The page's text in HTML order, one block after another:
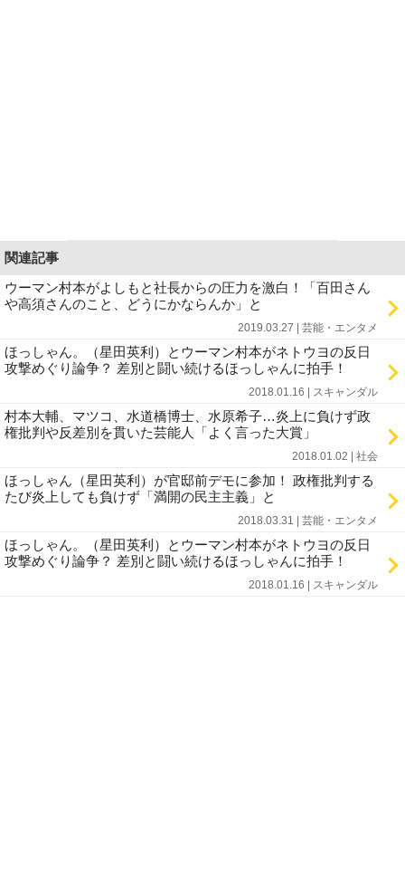
関連記事
ウーマン村本がよしもと社長からの圧力を激白！「百田さん
や高須さんのこと、どうにかならんか」と
2019.03.27 | 芸能・エンタメ
ほっしゃん。（星田英利）とウーマン村本がネトウヨの反日
攻撃めぐり論争？ 差別と闘い続けるほっしゃんに拍手！
2018.01.16 | スキャンダル
村本大輔、マツコ、水道橋博士、水原希子…炎上に負けず政
権批判や反差別を貫いた芸能人「よく言った大賞」
2018.01.02 | 社会
ほっしゃん（星田英利）が官邸前デモに参加！ 政権批判する
たび炎上しても負けず「満開の民主主義」と
2018.03.31 | 芸能・エンタメ
ほっしゃん。（星田英利）とウーマン村本がネトウヨの反日
攻撃めぐり論争？ 差別と闘い続けるほっしゃんに拍手！
2018.01.16 | スキャンダル